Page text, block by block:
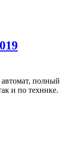
полный
и по технике.